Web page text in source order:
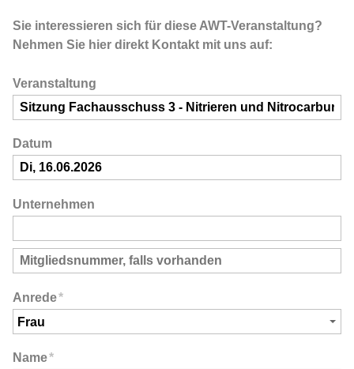
Sie interessieren sich für diese AWT-Veranstaltung?
Nehmen Sie hier direkt Kontakt mit uns auf:
Veranstaltung
Datum
Unternehmen
Anrede*
Name*